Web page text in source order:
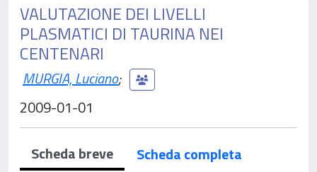
VALUTAZIONE DEI LIVELLI
PLASMATICI DI TAURINA NEI
CENTENARI
MURGIA, Luciano;
2009-01-01
Scheda breve
Scheda completa